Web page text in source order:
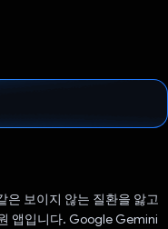
은 보이지 않는 질환을 앓고
앱입니다. Google Gemini